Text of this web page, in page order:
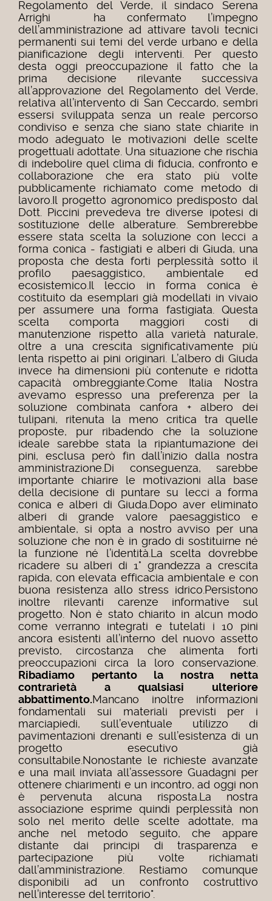
Regolamento del Verde, il sindaco Serena
Arrighi ha confermato l’impegno
dell’amministrazione ad attivare tavoli tecnici
permanenti sui temi del verde urbano e della
pianificazione degli interventi. Per questo
desta oggi preoccupazione il fatto che la
prima decisione rilevante successiva
all’approvazione del Regolamento del Verde,
relativa all’intervento di San Ceccardo, sembri
essersi sviluppata senza un reale percorso
condiviso e senza che siano state chiarite in
modo adeguato le motivazioni delle scelte
progettuali adottate. Una situazione che rischia
di indebolire quel clima di fiducia, confronto e
collaborazione che era stato più volte
pubblicamente richiamato come metodo di
lavoro. Il progetto agronomico predisposto dal
Dott. Piccini prevedeva tre diverse ipotesi di
sostituzione delle alberature. Sembrerebbe
essere stata scelta la soluzione con lecci a
forma conica - fastigiati e alberi di Giuda, una
proposta che desta forti perplessità sotto il
profilo paesaggistico, ambientale ed
ecosistemico. Il leccio in forma conica è
costituito da esemplari già modellati in vivaio
per assumere una forma fastigiata. Questa
scelta comporta maggiori costi di
manutenzione rispetto alla varietà naturale,
oltre a una crescita significativamente più
lenta rispetto ai pini originari. L’albero di Giuda
invece ha dimensioni più contenute e ridotta
capacità ombreggiante.Come Italia Nostra
avevamo espresso una preferenza per la
soluzione combinata canfora + albero dei
tulipani, ritenuta la meno critica tra quelle
proposte, pur ribadendo che la soluzione
ideale sarebbe stata la ripiantumazione dei
pini, esclusa però fin dall’inizio dalla nostra
amministrazione.Di conseguenza, sarebbe
importante chiarire le motivazioni alla base
della decisione di puntare su lecci a forma
conica e alberi di Giuda.Dopo aver eliminato
alberi di grande valore paesaggistico e
ambientale, si opta a nostro avviso per una
soluzione che non è in grado di sostituirne né
la funzione né l’identità.La scelta dovrebbe
ricadere su alberi di 1° grandezza a crescita
rapida, con elevata efficacia ambientale e con
buona resistenza allo stress idrico.Persistono
inoltre rilevanti carenze informative sul
progetto. Non è stato chiarito in alcun modo
come verranno integrati e tutelati i 10 pini
ancora esistenti all’interno del nuovo assetto
previsto, circostanza che alimenta forti
preoccupazioni circa la loro conservazione.
Ribadiamo pertanto la nostra netta
contrarietà a qualsiasi ulteriore
abbattimento.Mancano inoltre informazioni
fondamentali sui materiali previsti per i
marciapiedi, sull’eventuale utilizzo di
pavimentazioni drenanti e sull’esistenza di un
progetto esecutivo già
consultabile.Nonostante le richieste avanzate
e una mail inviata all’assessore Guadagni per
ottenere chiarimenti e un incontro, ad oggi non
è pervenuta alcuna risposta.La nostra
associazione esprime quindi perplessità non
solo nel merito delle scelte adottate, ma
anche nel metodo seguito, che appare
distante dai principi di trasparenza e
partecipazione più volte richiamati
dall’amministrazione. Restiamo comunque
disponibili ad un confronto costruttivo
nell’interesse del territorio".